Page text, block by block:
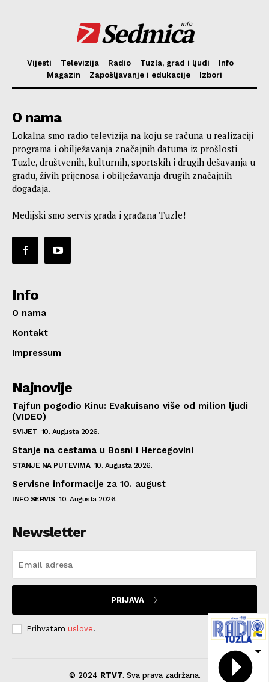
Sedmica
info
Vijesti Televizija Radio Tuzla, grad i ljudi
Info
Magazin
Zapošljavanje i edukacije Izbori
O nama
Lokalna smo radio televizija na koju se računa u realizaciji
programa i obilježavanja značajnih datuma iz prošlosti
Tuzle, društvenih, kulturnih, sportskih i drugih dešavanja u
gradu, živih prijenosa i obilježavanja drugih značajnih
događaja.
Medijski smo servis grada i građana Tuzle!
Info
O nama
Kontakt
Impressum
Najnovije
Tajfun pogodio Kinu: Evakuisano više od milion ljudi
(VIDEO)
SVIJET 10. Augusta 2026.
Stanje na cestama u Bosni i Hercegovini
STANJE NA PUTEVIMA 10. Augusta 2026.
Servisne informacije za 10. august
INFO SERVIS 10. Augusta 2026.
Newsletter
PRIJAVA
Prihvatam uslove.
© 2024 RTV7. Sva prava zadržana.